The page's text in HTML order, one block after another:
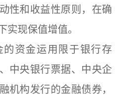
性和收益性原则，在确
实现保值增值。
资金运用限于银行存
中央银行票据、中央企
机构发行的金融债券，